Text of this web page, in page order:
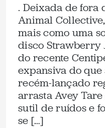
. Deixada de fora
Animal
mais como uma
disco Strawberry
do recente
expansiva do
recém-lançado
arrasta Avey
sutil de ruídos e
se […]